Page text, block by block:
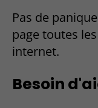
Pas de
page toutes
internet.​​
Besoin